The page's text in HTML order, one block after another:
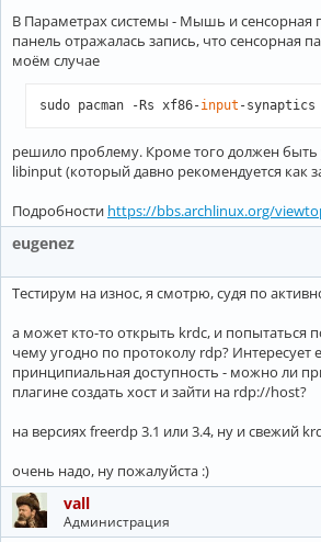
В Параметрах системы - Мышь и сенсорная
панель отражалась запись, что сенсорная
моём случае
sudo pacman -Rs xf86-input -synaptics
решило проблему. Кроме того должен быть
libinput (который давно рекомендуется как
Подробности https://bbs.archlinux.org/
eugenez
Тестирум на износ, я смотрю, судя по
а может кто-то открыть krdc, и попытаться
чему угодно по протоколу rdp? Интересует
принципиальная доступность - можно ли
плагине создать хост и зайти на rdp://host?
на версиях freerdp 3.1 или 3.4, ну и свежий
очень надо, ну пожалуйста :)
vall
Администрация